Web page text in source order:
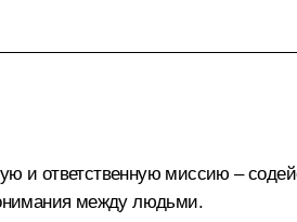
и ответственную миссию –
между людьми.